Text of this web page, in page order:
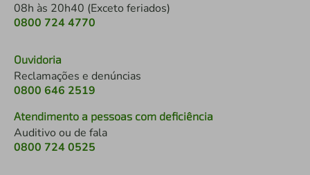
08h às 20h40 (Exceto feriados)
0800 724 4770
Ouvidoria
Reclamações e denúncias
0800 646 2519
Atendimento a pessoas com deficiência
Auditivo ou de fala
0800 724 0525